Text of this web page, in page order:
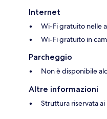
Internet
Wi-Fi gratuito nelle
Wi-Fi gratuito in
Parcheggio
Non è disponibile
Altre informazioni
Struttura riservata